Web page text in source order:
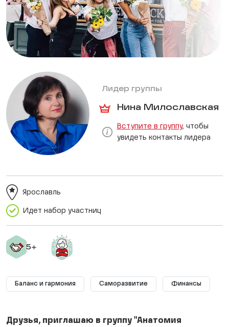
Лидер группы
Нина Милославская
Вступите в группу, чтобы
увидеть контакты лидера
Идет набор участниц
Ярославль
Баланс и гармония Саморазвитие Финансы
Друзья, приглашаю в группу "Анатомия